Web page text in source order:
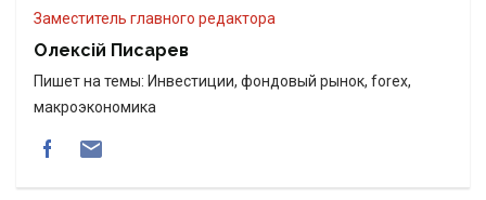
Заместитель главного редактора
Олексій Писарев
Пишет на темы: Инвестиции, фондовый рынок, forex,
макроэкономика